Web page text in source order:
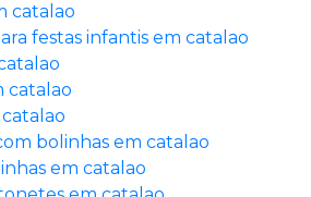
catalao
festas infantis em catalao
catalao
bolinhas em catalao
em catalao